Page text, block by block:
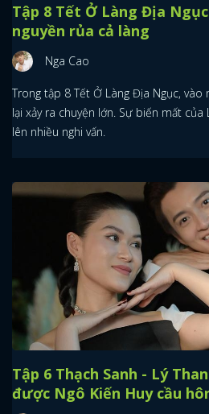
Tập 8 Tết Ở Làng Địa
nguyền rủa cả làng
Nga Cao
Trong tập 8 Tết Ở Làng Địa Ngục, vào
lại xảy ra chuyện lớn. Sự biến mất
lên nhiều nghi vấn.
Tập 6 Thạch Sanh - Lý
được Ngô Kiến Huy cầu